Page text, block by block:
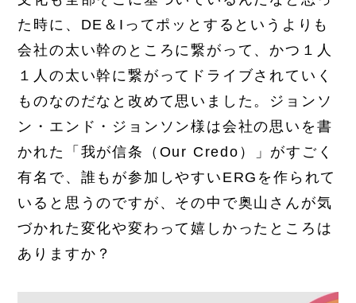
た時に、DE＆Iってポッとするというよりも
会社の太い幹のところに繋がって、かつ１人
１人の太い幹に繋がってドライブされていく
ものなのだなと改めて思いました。ジョンソ
ン・エンド・ジョンソン様は会社の思いを書
かれた「我が信条（Our Credo）」がすごく
有名で、誰もが参加しやすいERGを作られて
いると思うのですが、その中で奥山さんが気
づかれた変化や変わって嬉しかったところは
ありますか？